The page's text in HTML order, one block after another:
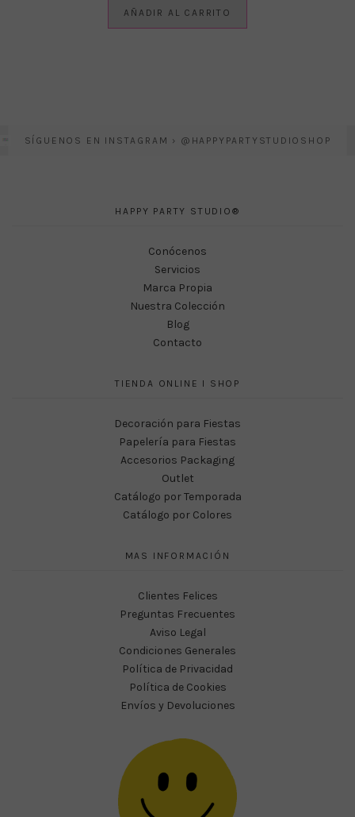
AÑADIR AL CARRITO
SÍGUENOS EN INSTAGRAM › @HAPPYPARTYSTUDIOSHOP
HAPPY PARTY STUDIO®
Conócenos
Servicios
Marca Propia
Nuestra Colección
Blog
Contacto
TIENDA ONLINE I SHOP
Decoración para Fiestas
Papelería para Fiestas
Accesorios Packaging
Outlet
Catálogo por Temporada
Catálogo por Colores
MAS INFORMACIÓN
Clientes Felices
Preguntas Frecuentes
Aviso Legal
Condiciones Generales
Política de Privacidad
Política de Cookies
Envíos y Devoluciones